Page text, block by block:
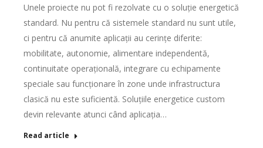
Unele proiecte nu pot fi rezolvate cu o soluție energetică
standard. Nu pentru că sistemele standard nu sunt utile,
ci pentru că anumite aplicații au cerințe diferite:
mobilitate, autonomie, alimentare independentă,
continuitate operațională, integrare cu echipamente
speciale sau funcționare în zone unde infrastructura
clasică nu este suficientă. Soluțiile energetice custom
devin relevante atunci când aplicația…
Read article